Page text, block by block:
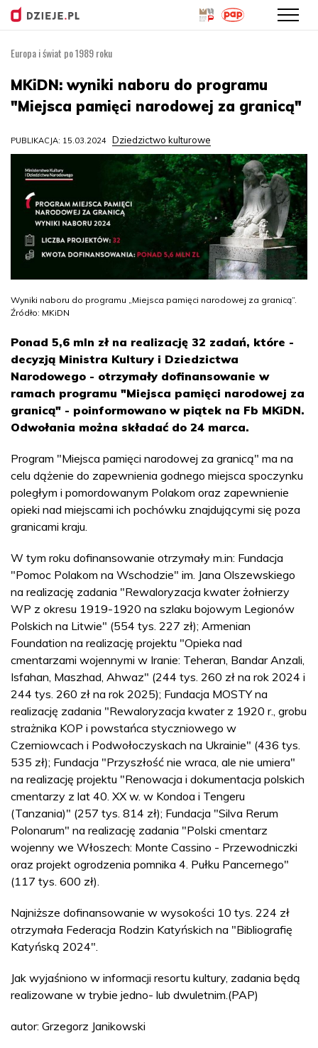
treści
Europa i świat po 1989 roku
MKiDN: wyniki naboru do programu
"Miejsca pamięci narodowej za granicą"
PUBLIKACJA: 15.03.2024 Dziedzictwo kulturowe
Wyniki naboru do programu „Miejsca pamięci narodowej za granicą”.
Źródło: MKiDN
Ponad 5,6 mln zł na realizację 32 zadań, które -
decyzją Ministra Kultury i Dziedzictwa
Narodowego - otrzymały dofinansowanie w
ramach programu "Miejsca pamięci narodowej za
granicą" - poinformowano w piątek na Fb MKiDN.
Odwołania można składać do 24 marca.
Program "Miejsca pamięci narodowej za granicą" ma na
celu dążenie do zapewnienia godnego miejsca spoczynku
poległym i pomordowanym Polakom oraz zapewnienie
opieki nad miejscami ich pochówku znajdującymi się poza
granicami kraju.
W tym roku dofinansowanie otrzymały m.in: Fundacja
"Pomoc Polakom na Wschodzie" im. Jana Olszewskiego
na realizację zadania "Rewaloryzacja kwater żołnierzy
WP z okresu 1919-1920 na szlaku bojowym Legionów
Polskich na Litwie" (554 tys. 227 zł); Armenian
Foundation na realizację projektu "Opieka nad
cmentarzami wojennymi w Iranie: Teheran, Bandar Anzali,
Isfahan, Maszhad, Ahwaz" (244 tys. 260 zł na rok 2024 i
244 tys. 260 zł na rok 2025); Fundacja MOSTY na
realizację zadania "Rewaloryzacja kwater z 1920 r., grobu
strażnika KOP i powstańca styczniowego w
Czerniowcach i Podwołoczyskach na Ukrainie" (436 tys.
535 zł); Fundacja "Przyszłość nie wraca, ale nie umiera"
na realizację projektu "Renowacja i dokumentacja polskich
cmentarzy z lat 40. XX w. w Kondoa i Tengeru
(Tanzania)" (257 tys. 814 zł); Fundacja "Silva Rerum
Polonarum" na realizację zadania "Polski cmentarz
wojenny we Włoszech: Monte Cassino - Przewodniczki
oraz projekt ogrodzenia pomnika 4. Pułku Pancernego"
(117 tys. 600 zł).
Najniższe dofinansowanie w wysokości 10 tys. 224 zł
otrzymała Federacja Rodzin Katyńskich na "Bibliografię
Katyńską 2024".
Jak wyjaśniono w informacji resortu kultury, zadania będą
realizowane w trybie jedno- lub dwuletnim.(PAP)
autor: Grzegorz Janikowski